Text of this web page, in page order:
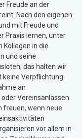
Freude an der
Nach den eigenen
mit Freude und
Praxis lernen, unter
in die
und seine
das halten wir
keine Verpflichtung
an
Vereinsanlässen.
freuen, wenn neue
vor allem in